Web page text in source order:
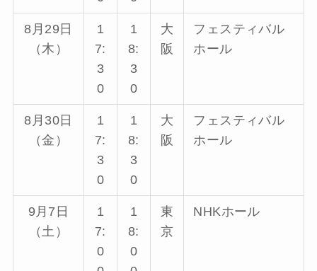
8月29日
（木）
1
7:
3
0
1
8:
3
0
大
阪
フェスティバル
ホール
8月30日
（金）
1
7:
3
0
1
8:
3
0
大
阪
フェスティバル
ホール
9月7日
（土）
1
7:
0
1
8:
0
東
京
NHKホール